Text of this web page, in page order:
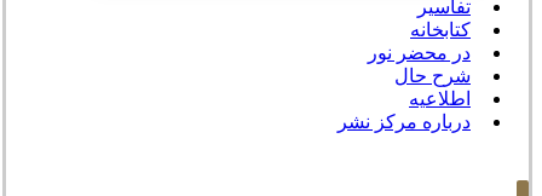
تفاسیر
کتابخانه
در محضر نور
شرح حال
اطلاعیه
درباره مرکز نشر